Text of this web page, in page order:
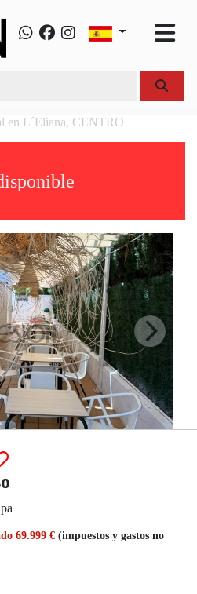
en L´Eliana, CENTRO
69.999 € (impuestos y gastos no